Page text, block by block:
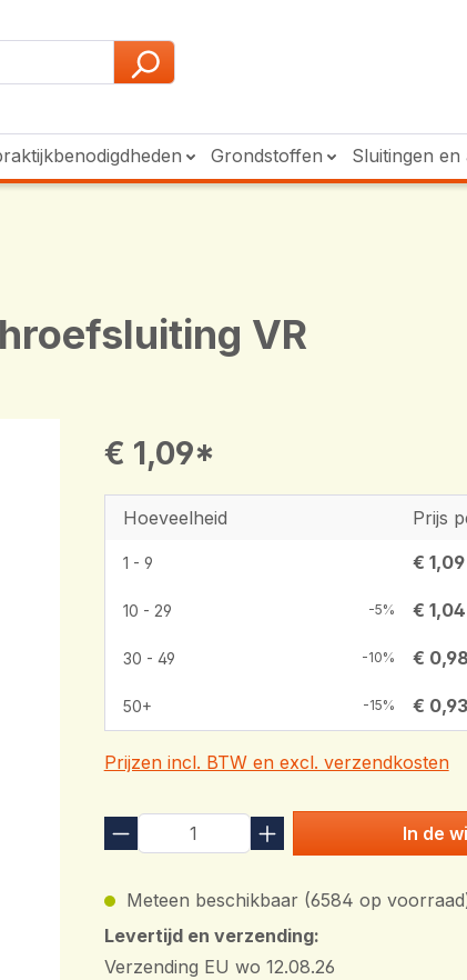
Grondstoffen Sluitingen en
VR
€ 1,09*
Hoeveelheid Prijs
1 - 9 € 1,09
10 - 29 -5% € 1,04
30 - 49 -10% € 0,98
50+ -15% € 0,93
Prijzen incl. BTW en excl. verzendkosten
In de
Meteen beschikbaar (6584 op
Levertijd en verzending:
Verzending EU wo 12.08.26